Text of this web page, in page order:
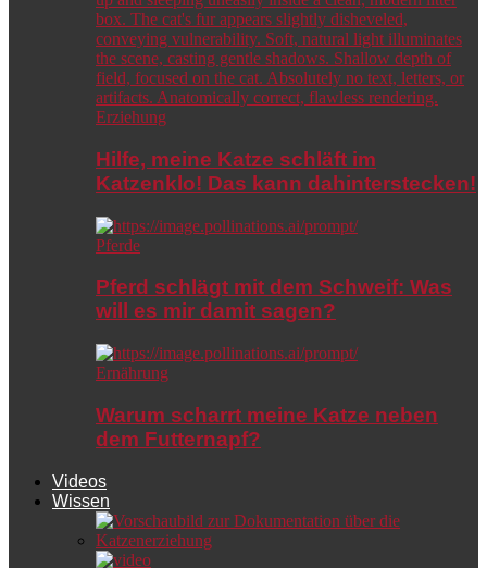
Erziehung
Hilfe, meine Katze schläft im
Katzenklo! Das kann dahinterstecken!
Pferde
Pferd schlägt mit dem Schweif: Was
will es mir damit sagen?
Ernährung
Warum scharrt meine Katze neben
dem Futternapf?
Videos
Wissen